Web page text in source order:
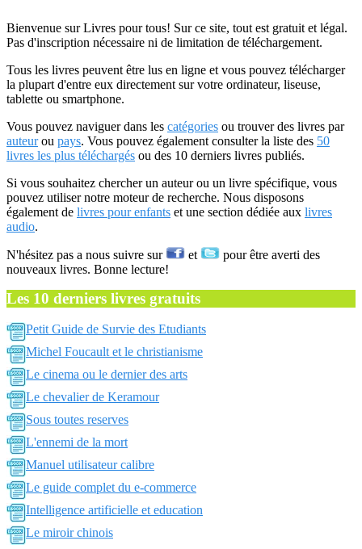
Bienvenue sur Livres pour tous! Sur ce site, tout est gratuit et légal.
Pas d'inscription nécessaire ni de limitation de téléchargement.
Tous les livres peuvent être lus en ligne et vous pouvez télécharger
la plupart d'entre eux directement sur votre ordinateur, liseuse,
tablette ou smartphone.
Vous pouvez naviguer dans les catégories ou trouver des livres par
auteurou pays. Vous pouvez également consulter la liste des 50
livres les plus téléchargés ou des 10 derniers livres publiés.
Si vous souhaitez chercher un auteur ou un livre spécifique, vous
pouvez utiliser notre moteur de recherche. Nous disposons
également de livres pour enfants et une section dédiée aux livres
audio.
N'hésitez pas a nous suivre sur et
pour être averti des
nouveaux livres. Bonne lecture!
Les 10 derniers livres gratuits
Petit Guide de Survie des Etudiants
Michel Foucault et le christianisme
Le cinema ou le dernier des arts
Le chevalier de Keramour
Sous toutes reserves
L'ennemi de la mort
Manuel utilisateur calibre
Le guide complet du e-commerce
Intelligence artificielle et education
Le miroir chinois